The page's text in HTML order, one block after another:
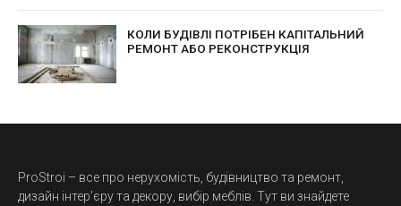
КОЛИ БУДІВЛІ ПОТРІБЕН КАПІТАЛЬНИЙ
РЕМОНТ АБО РЕКОНСТРУКЦІЯ
ProStroi – все про нерухомість, будівництво та ремонт,
дизайн інтер’єру та декору, вибір меблів. Тут ви знайдете